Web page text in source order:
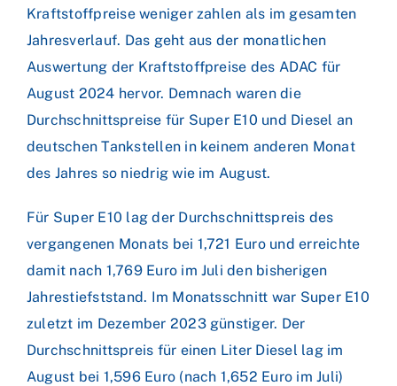
Kraftstoffpreise weniger zahlen als im gesamten
Jahresverlauf. Das geht aus der monatlichen
Auswertung der Kraftstoffpreise des ADAC für
August 2024 hervor. Demnach waren die
Durchschnittspreise für Super E10 und Diesel an
deutschen Tankstellen in keinem anderen Monat
des Jahres so niedrig wie im August.
Für Super E10 lag der Durchschnittspreis des
vergangenen Monats bei 1,721 Euro und erreichte
damit nach 1,769 Euro im Juli den bisherigen
Jahrestiefststand. Im Monatsschnitt war Super E10
zuletzt im Dezember 2023 günstiger. Der
Durchschnittspreis für einen Liter Diesel lag im
August bei 1,596 Euro (nach 1,652 Euro im Juli)